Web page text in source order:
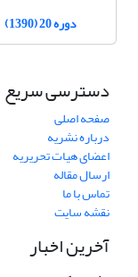
دوره 20 (1390)
دسترسی سریع
صفحه اصلی
درباره نشریه
اعضای هیات تحریریه
ارسال مقاله
تماس با ما
نقشه سایت
آخرین اخبار